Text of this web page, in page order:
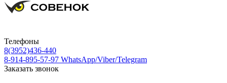
Телефоны
8(3952)436-440
8-914-895-57-97 WhatsApp/Viber/Telegram
Заказать звонок